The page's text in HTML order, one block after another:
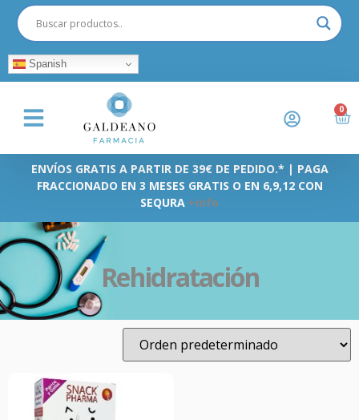
Spanish
0
ENVÍOS GRATIS A PARTIR DE 39€ DE PEDIDO.* | PAGA
FRACCIONADO EN 3 MESES GRATIS O EN 6,9,12 CON
SEQURA +info
Rehidratación